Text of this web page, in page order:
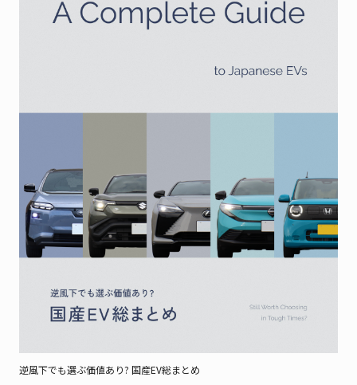
逆風下でも選ぶ価値あり? 国産EV総まとめ